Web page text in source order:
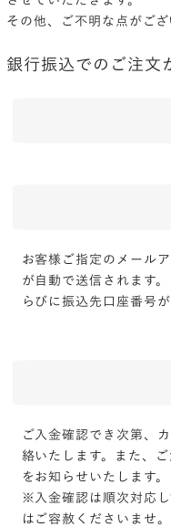
その他、ご不明な点がご
銀行振込でのご注文
お客様ご指定のメール
が自動で送信されます
らびに振込先口座番号
ご入金確認でき次第、
絡いたします。また、
をお知らせいたします。
※入金確認は順次対応し
はご容赦くださいませ。